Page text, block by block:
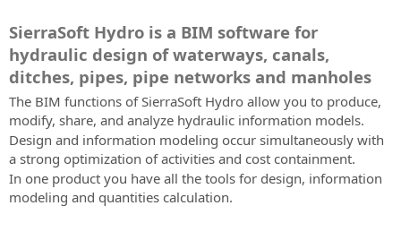
de
transporte
SierraSoft
Infra
Design
Software
BIM
para
o
projecto
ferroviário,
Exchange
Extensão
de
software
para
a
troca
de
informações
infraestruturas
e
as
construções
de
infraestruturas
e
as
construções
Características
da
assinatura
Códigos
de
activação
Solicitar
códigos
de
SierraSoft
Contactos
Endereços,
contactos
e
rede
de
vendas
Twitter)
Instagram
Newsletter
Manter-
se
informado
sobre
notícias,
promoções
e
ofertas
relativas
SierraSoft
B2B
Store
Compre
os
produtos
SierraSoft
directamente
online
LÍNGUA
Italiano
English
Portugûes
Español
Deutsch
Hydro
software.
Teste
Baixe
agora
a
versão
de
avaliação
SierraSoft Hydro is a BIM software for
hydraulic design of waterways, canals,
ditches, pipes, pipe networks and manholes
The BIM functions of SierraSoft Hydro allow you to produce,
modify, share, and analyze hydraulic information models.
Design and information modeling occur simultaneously with
a strong optimization of activities and cost containment.
In one product you have all the tools for design, information
modeling and quantities calculation.